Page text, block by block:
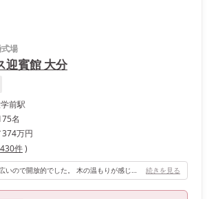
場
迎賓館 大分
前駅
名
374万円
430件)
天井が高くとても広いので開放的でした。 木の温もりが感じられる、全国的にも数少ない木造のチャペルです！ また、チャペルの扉前までお母さんと歩けるマザーロードがありました。 続きを見る